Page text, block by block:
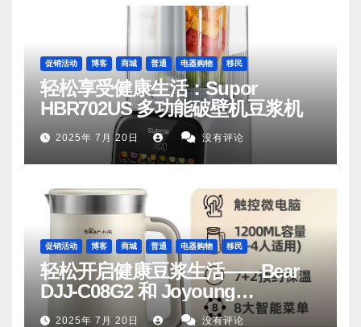
促销活动 博客 商城 普通 电器购物 移民
轻松享受健康生活：Supor
HBR702US 多功能破壁机豆浆机
2025年 7月 20日 没有评论
促销活动 博客 商城 普通 电器购物 移民
轻松开启健康豆浆生活——Bear
DJJ‑C08G2 和 Joyoung
DJ06M‑D53，你值得拥有
2025年 7月 20日 没有评论